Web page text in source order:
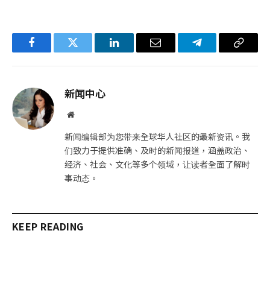
FacebookTwitter LinkedIn电
Telegram复
新闻中心
网
新闻编辑部为您带来全球华人社区的最新资讯。我
们致力于提供准确、及时的新闻报道，涵盖政治、
经济、社会、文化等多个领域，让读者全面了解时
事动态。
KEEP READING